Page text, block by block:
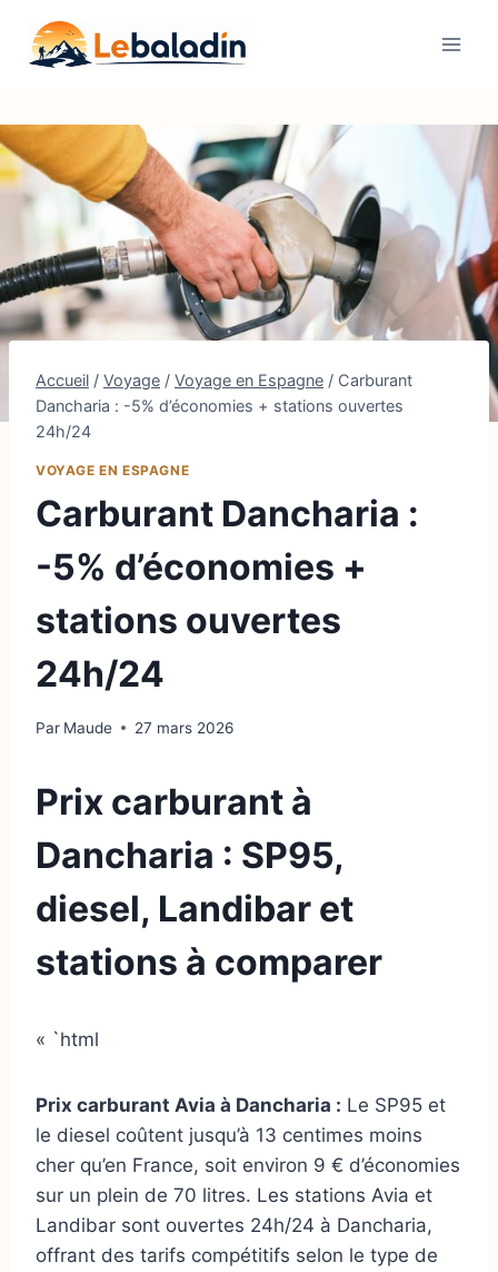
contenu
Accueil / Voyage / Voyage en Espagne / Carburant
Dancharia : -5% d’économies + stations ouvertes
24h/24
VOYAGE EN ESPAGNE
Carburant Dancharia :
-5% d’économies +
stations ouvertes
24h/24
Par Maude 27 mars 2026
Prix carburant à
Dancharia : SP95,
diesel, Landibar et
stations à comparer
« `html
Prix carburant Avia à Dancharia : Le SP95 et
le diesel coûtent jusqu’à 13 centimes moins
cher qu’en France, soit environ 9 € d’économies
sur un plein de 70 litres. Les stations Avia et
Landibar sont ouvertes 24h/24 à Dancharia,
offrant des tarifs compétitifs selon le type de